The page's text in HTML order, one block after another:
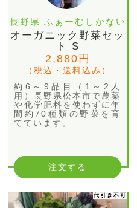
長野県 ふぁーむしかない
オーガニック野菜セッ
ト S
2,880円
（税込・送料込み）
約6～9品目（1～2人
用）長野県松本市で農薬
や化学肥料を使わずに年
間約70種類の野菜を育
てています。
注文する
代引き不可